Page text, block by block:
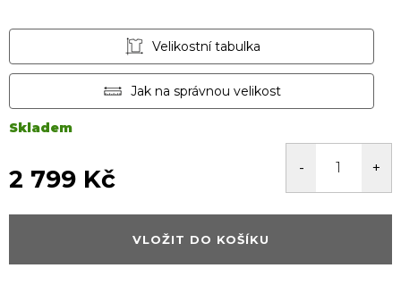
Velikostní tabulka
Jak na správnou velikost
Skladem
2 799 Kč
cena:
VLOŽIT DO KOŠÍKU